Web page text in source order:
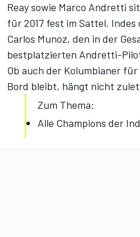
Reay sowie Marco Andretti
für 2017 fest im Sattel.
Carlos Munoz, den in der
bestplatzierten Andretti-
Ob auch der Kolumbianer
Bord bleibt, hängt nicht
Zum Thema:
Alle Champions der